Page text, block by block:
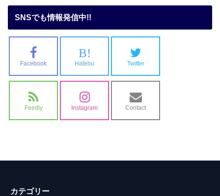
SNSでも情報発信中!!
Facebook
B!
Hatebu Twitter
Feedly Instagram Contact
カテゴリー